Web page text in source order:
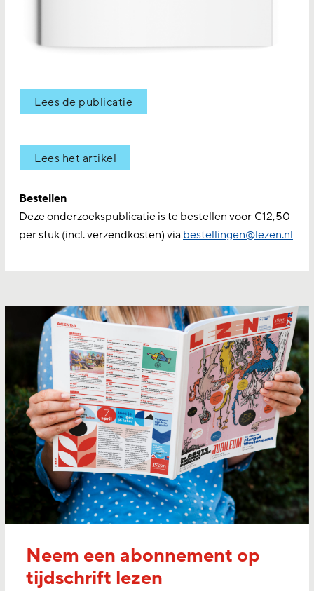
Lees de publicatie
Lees het artikel
Bestellen
Deze onderzoekspublicatie is te bestellen voor €12,50
per stuk (incl. verzendkosten) via bestellingen@lezen.nl
Neem een abonnement op
tijdschrift lezen